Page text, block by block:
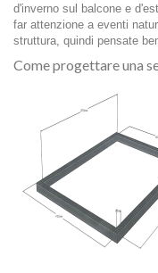
d'inverno sul balcone e
far attenzione a eventi
struttura, quindi pensate
Come progettare una